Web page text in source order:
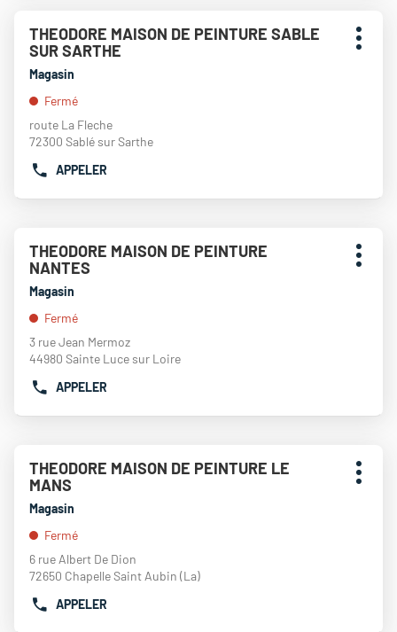
TÉLÉPHONE
DU
POINT
DE
VENTE
MAISON
DE
PEINTURE
GUERANDE
sur
touche
pour
obtenir
amples
Point
de
vente
:
THEODORE MAISON DE PEINTURE SABLE
SUR SARTHE
Magasin
Fermé
route La Fleche
72300 Sablé sur Sarthe
APPELER
AFFICHER
TÉLÉPHONE
DU
POINT
DE
VENTE
MAISON
DE
PEINTURE
SABLE
SUR
Plus
sur
touche
pour
obtenir
amples
Point
de
vente
:
THEODORE MAISON DE PEINTURE
NANTES
Magasin
Fermé
3 rue Jean Mermoz
44980 Sainte Luce sur Loire
APPELER
AFFICHER
TÉLÉPHONE
DU
POINT
DE
VENTE
MAISON
DE
PEINTURE
NANTES
Plus
sur
touche
pour
obtenir
amples
Point
de
vente
:
THEODORE MAISON DE PEINTURE LE
MANS
Magasin
Fermé
6 rue Albert De Dion
72650 Chapelle Saint Aubin (La)
APPELER
AFFICHER
Plus